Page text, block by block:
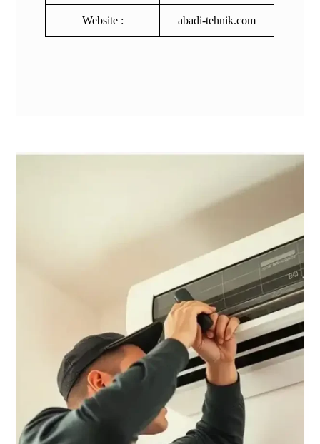
Website : abadi-tehnik.com